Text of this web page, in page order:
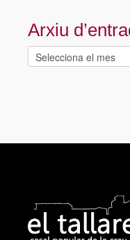
Arxiu
Arxiu
d’entrades: